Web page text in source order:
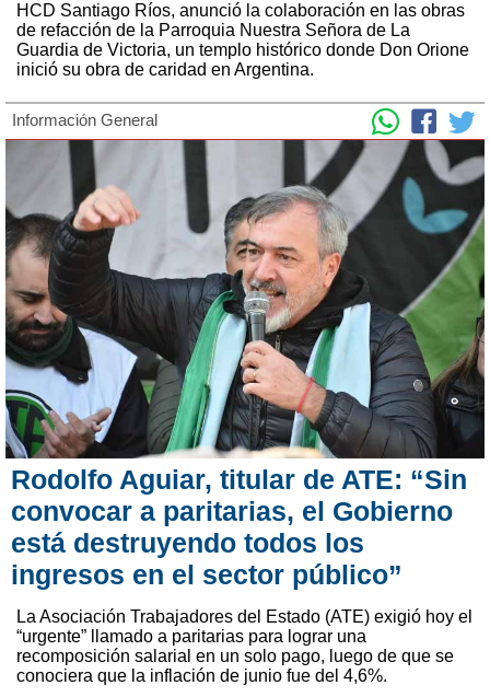
HCD Santiago Ríos, anunció la colaboración en las obras
de refacción de la Parroquia Nuestra Señora de La
Guardia de Victoria, un templo histórico donde Don Orione
inició su obra de caridad en Argentina.
Información General
Rodolfo Aguiar, titular de ATE: “Sin
convocar a paritarias, el Gobierno
está destruyendo todos los
ingresos en el sector público”
La Asociación Trabajadores del Estado (ATE) exigió hoy el
“urgente” llamado a paritarias para lograr una
recomposición salarial en un solo pago, luego de que se
conociera que la inflación de junio fue del 4,6%.